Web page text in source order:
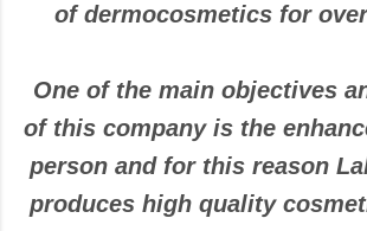
of dermocosmetics for
One of the main objectives
of this company is the
person and for this reason
produces high quality